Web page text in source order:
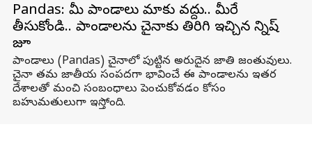
Pandas: మీ పాండాలు మాకు వద్దు.. మీరే
తీసుకోండి.. పాండాలను చైనాకు తిరిగి ఇచ్చిన ఫిన్నిష్
జూ
పాండాలు (Pandas) చైనాలో పుట్టిన అరుదైన జాతి జంతువులు.
చైనా తమ జాతీయ సంపదగా భావించే ఈ పాండాలను ఇతర
దేశాలతో మంచి సంబంధాలు పెంచుకోవడం కోసం
బహుమతులుగా ఇస్తోంది.